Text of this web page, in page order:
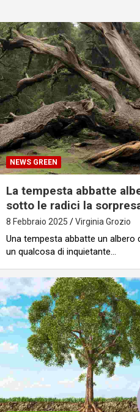
NEWS GREEN
La tempesta abbatte
sotto le radici la
8 Febbraio 2025 Virginia Grozio
Una tempesta abbatte un albero
un qualcosa di inquietante…